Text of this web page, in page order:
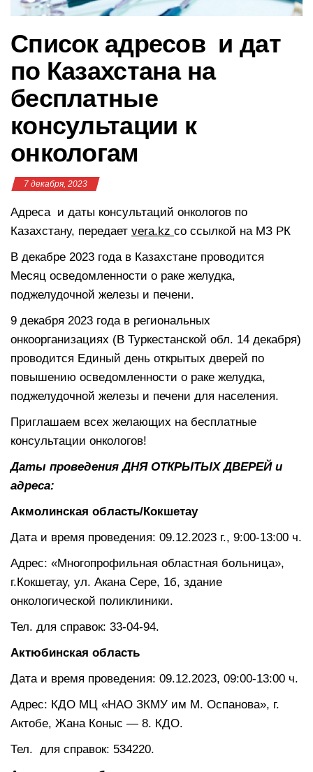
Список адресов и дат
по Казахстана на
бесплатные
консультации к
онкологам
7 декабря, 2023
Адреса и даты консультаций онкологов по
Казахстану, передает vera.kz со ссылкой на МЗ РК
В декабре 2023 года в Казахстане проводится
Месяц осведомленности о раке желудка,
поджелудочной железы и печени.
9 декабря 2023 года в региональных
онкоорганизациях (В Туркестанской обл. 14 декабря)
проводится Единый день открытых дверей по
повышению осведомленности о раке желудка,
поджелудочной железы и печени для населения.
Приглашаем всех желающих на бесплатные
консультации онкологов!
Даты проведения ДНЯ ОТКРЫТЫХ ДВЕРЕЙ и
адреса:
Акмолинская область/Кокшетау
Дата и время проведения: 09.12.2023 г., 9:00-13:00 ч.
Адрес: «Многопрофильная областная больница»,
г.Кокшетау, ул. Акана Сере, 1б, здание
онкологической поликлиники.
Тел. для справок: 33-04-94.
Актюбинская область
Дата и время проведения: 09.12.2023, 09:00-13:00 ч.
Адрес: КДО МЦ «НАО ЗКМУ им М. Оспанова», г.
Актобе, Жана Коныс — 8. КДО.
Тел. для справок: 534220.